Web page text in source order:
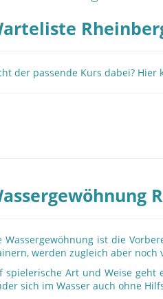
der passende Kurs dabei?
Wassergewöhnung ist die
werden zugleich aber noch
spielerische Art und Weise geht
sich im Wasser auch ohne